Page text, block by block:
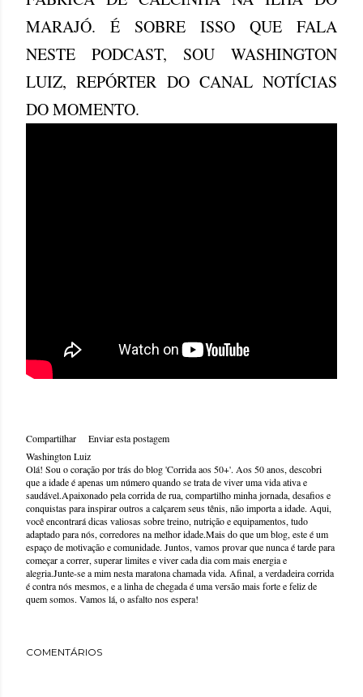
MARAJÓ. É SOBRE ISSO QUE FALA
NESTE PODCAST, SOU WASHINGTON
LUIZ, REPÓRTER DO CANAL NOTÍCIAS
DO MOMENTO.
Compartilhar
Enviar esta postagem
Washington Luiz
Olá! Sou o coração por trás do blog 'Corrida aos 50+'. Aos 50 anos, descobri
que a idade é apenas um número quando se trata de viver uma vida ativa e
saudável.Apaixonado pela corrida de rua, compartilho minha jornada, desafios e
conquistas para inspirar outros a calçarem seus tênis, não importa a idade. Aqui,
você encontrará dicas valiosas sobre treino, nutrição e equipamentos, tudo
adaptado para nós, corredores na melhor idade.Mais do que um blog, este é um
espaço de motivação e comunidade. Juntos, vamos provar que nunca é tarde para
começar a correr, superar limites e viver cada dia com mais energia e
alegria.Junte-se a mim nesta maratona chamada vida. Afinal, a verdadeira corrida
é contra nós mesmos, e a linha de chegada é uma versão mais forte e feliz de
quem somos. Vamos lá, o asfalto nos espera!
COMENTÁRIOS